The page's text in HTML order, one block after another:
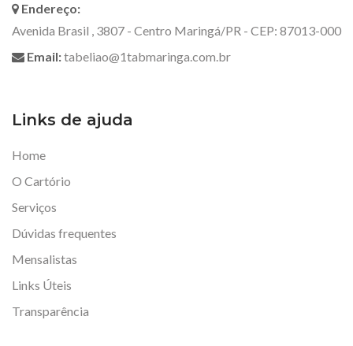
Endereço:
Avenida Brasil , 3807 - Centro Maringá/PR - CEP: 87013-000
Email:tabeliao@1tabmaringa.com.br
Links de ajuda
Home
O Cartório
Serviços
Dúvidas frequentes
Mensalistas
Links Úteis
Transparência